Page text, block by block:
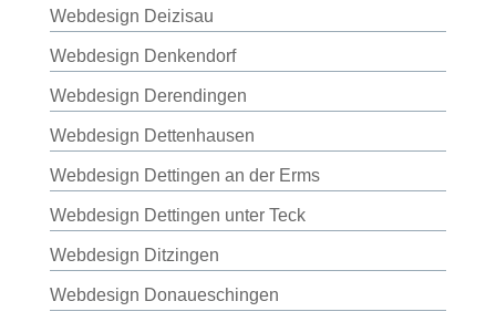
Webdesign Deizisau
Webdesign Denkendorf
Webdesign Derendingen
Webdesign Dettenhausen
Webdesign Dettingen an der Erms
Webdesign Dettingen unter Teck
Webdesign Ditzingen
Webdesign Donaueschingen